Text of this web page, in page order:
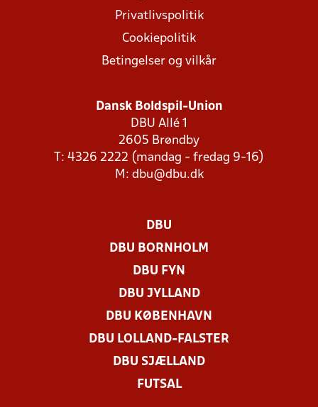
Privatlivspolitik
Cookiepolitik
Betingelser og vilkår
Dansk Boldspil-Union
DBU Allé 1
2605 Brøndby
T: 4326 2222 (mandag - fredag 9-16)
M: dbu@dbu.dk
DBU
DBU BORNHOLM
DBU FYN
DBU JYLLAND
DBU KØBENHAVN
DBU LOLLAND-FALSTER
DBU SJÆLLAND
FUTSAL